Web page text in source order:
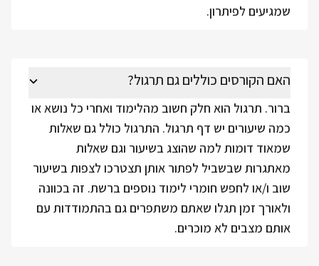
שמגיעים לפיתרון.
האם הקורסים כוללים גם תרגול?
ברור. תרגול הוא חלק חשוב מהלימוד ואחרי כל נושא או
כמה שיעורים יש דף תרגול. התרגול כולל גם שאלות
שמאוד דומות למה שהוצג בשיעור וגם שאלות
מאתגרות שבשביל לפתור אותן תצטרכו לצפות בשיעור
שוב ו/או לחפש חומרי לימוד נוספים ברשת. זה בכוונה
ולאורך זמן תגלו שאתם משתפרים גם בהתמודדות עם
אותם מצבים לא מוכרים.